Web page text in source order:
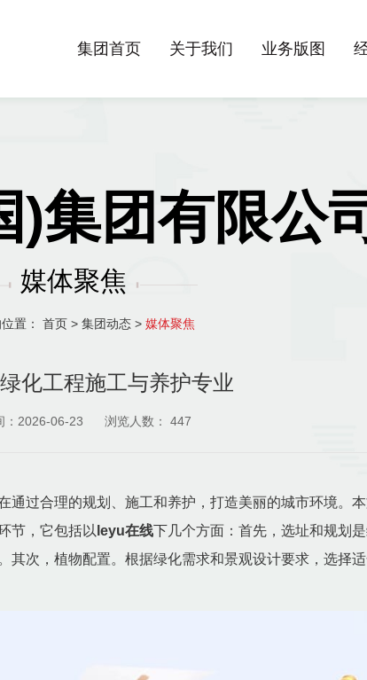
集团首页 关于我们 业务版图
集团有限公
媒体聚焦
置： 首页 > 集团动态 > 媒体聚焦
化工程施工与养护专业
：2026-06-23 浏览人数： 447
过合理的规划、施工和养护，打造美丽的城市环境。
节，它包括以 leyu在线下几个方面：首先，选址和规划
次，植物配置。根据绿化需求和景观设计要求，选择